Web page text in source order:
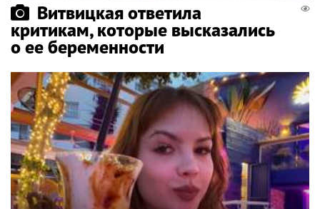
Витвицкая ответила
критикам, которые высказались
о ее беременности